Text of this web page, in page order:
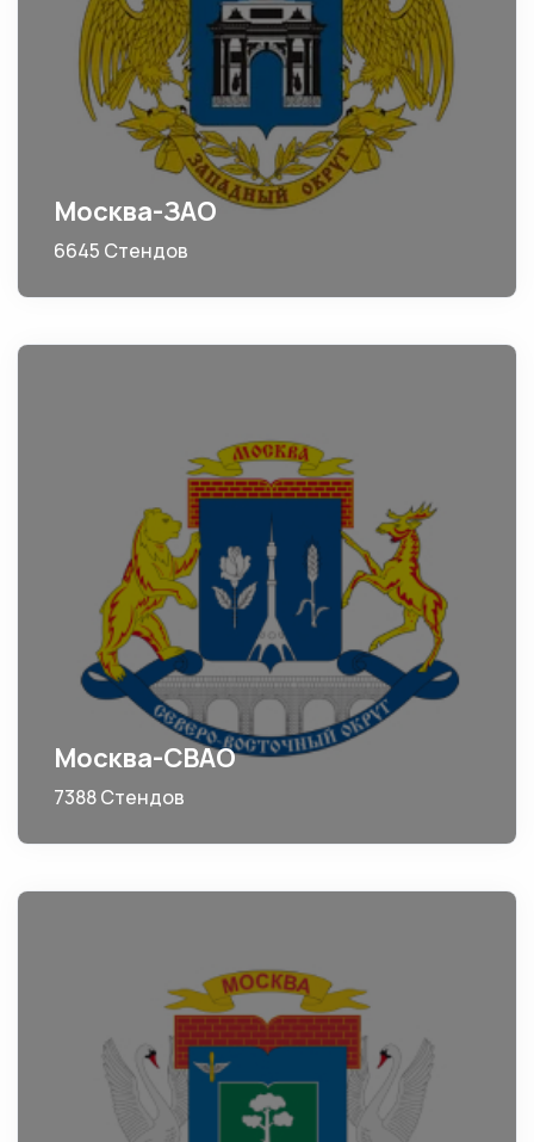
Москва-ЗАО
6645 Стендов
Москва-СВАО
7388 Стендов